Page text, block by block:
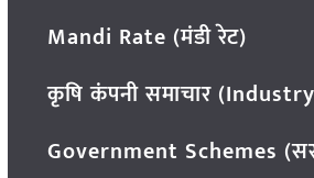
Mandi Rate (मंडी रेट)
कृषि कंपनी समाचार
Government Schemes